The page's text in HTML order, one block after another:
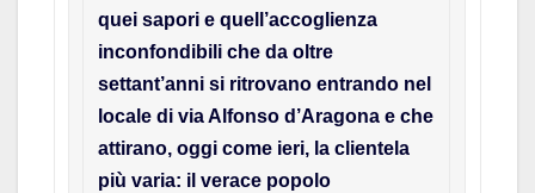
quei sapori e quell’accoglienza
inconfondibili che da oltre
settant’anni si ritrovano entrando nel
locale di via Alfonso d’Aragona e che
attirano, oggi come ieri, la clientela
più varia: il verace popolo